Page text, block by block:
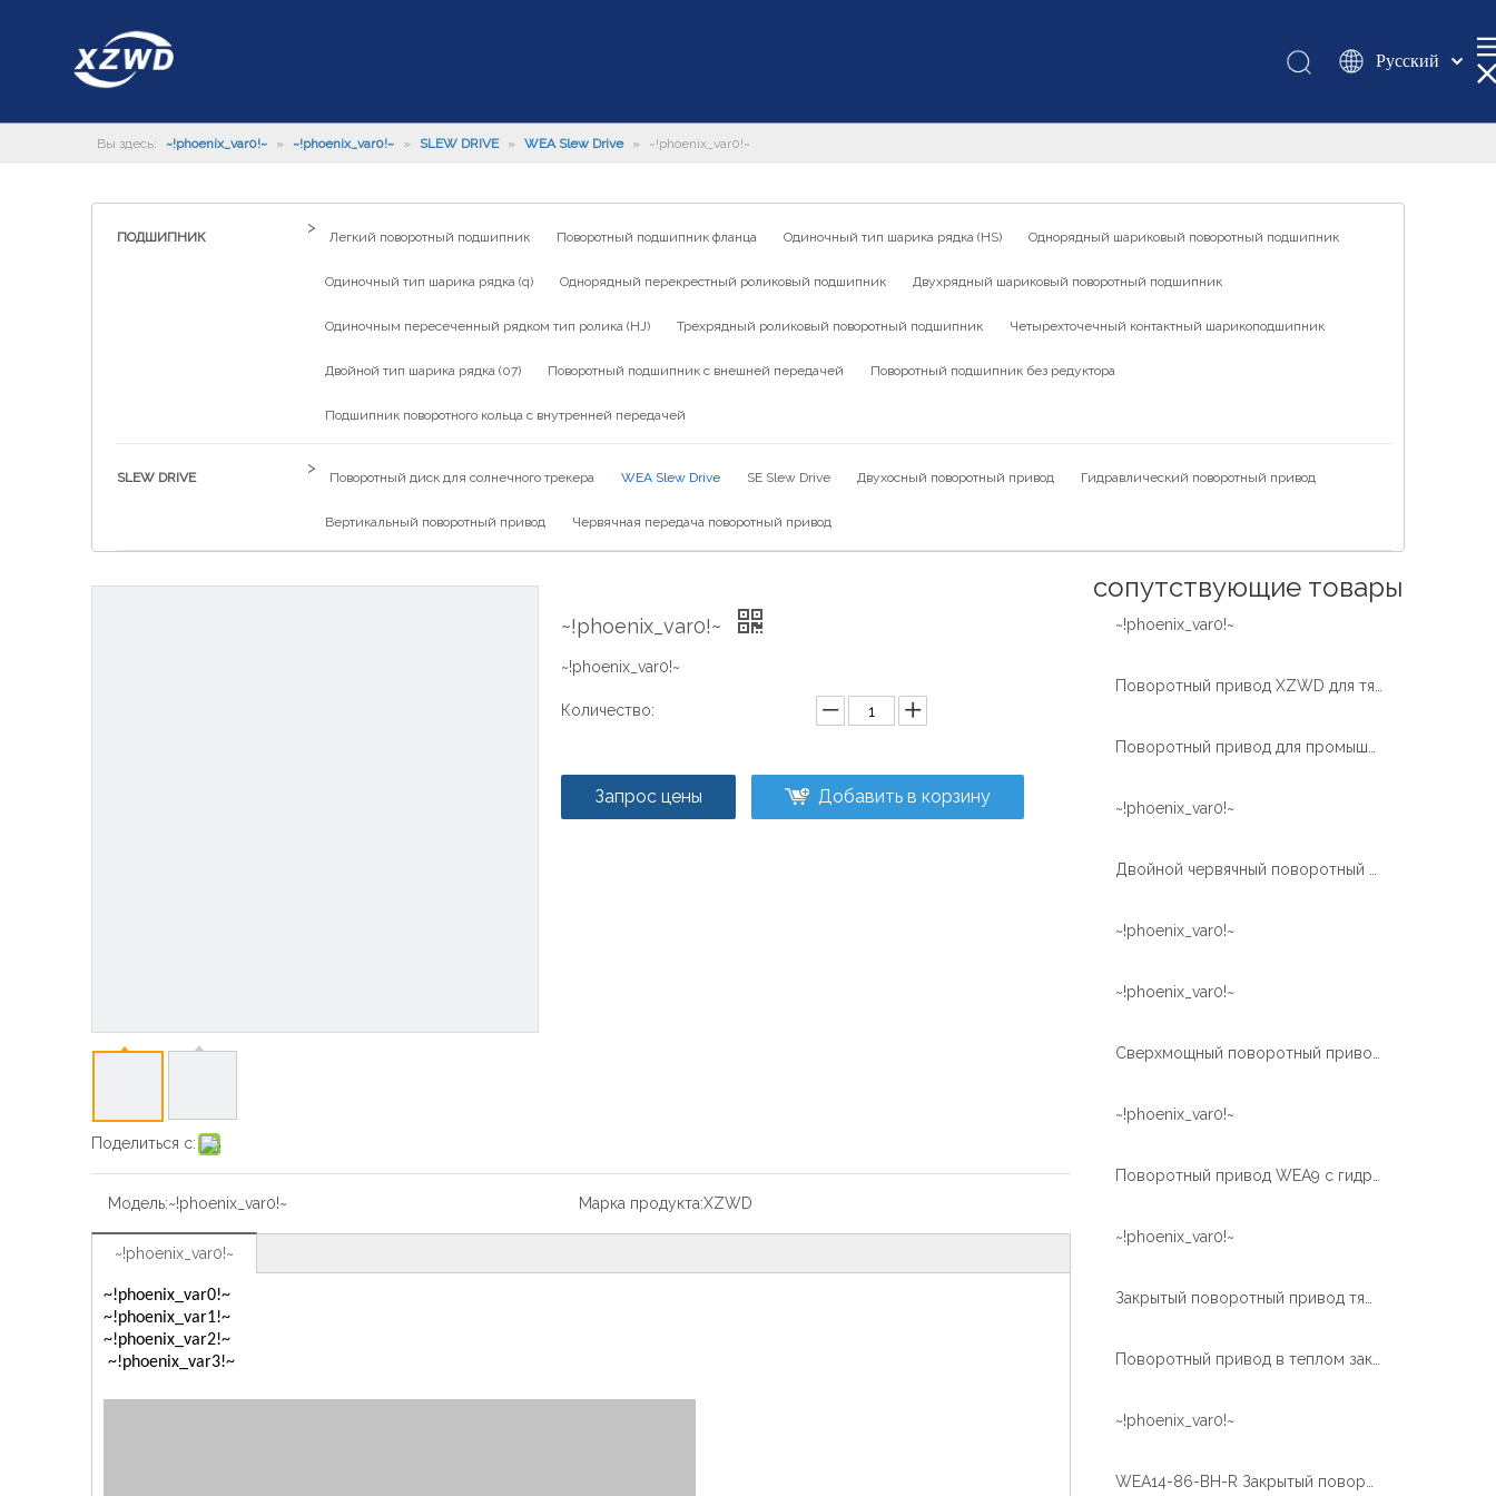
Pусский
românesc
简体中文
Вы здесь: ~!phoenix_var0!~ » ~!phoenix_var0!~ » SLEW DRIVE » WEA Slew Drive » ~!phoenix_var0!~
ПОДШИПНИК
>
Легкий поворотный подшипник Поворотный подшипник фланца Одиночный тип шарика рядка (HS) Однорядный шариковый поворотный подшипник
Одиночный тип шарика рядка (q) Однорядный перекрестный роликовый подшипник Двухрядный шариковый поворотный подшипник
Одиночным пересеченный рядком тип ролика (HJ) Трехрядный роликовый поворотный подшипник Четырехточечный контактный шарикоподшипник
Двойной тип шарика рядка (07) Поворотный подшипник с внешней передачей Поворотный подшипник без редуктора
Подшипник поворотного кольца с внутренней передачей
SLEW DRIVE
>
Поворотный диск для солнечного трекера WEA Slew Drive SE Slew Drive Двухосный поворотный привод Гидравлический поворотный привод
Вертикальный поворотный привод Червячная передача поворотный привод
Поделиться с:
~!phoenix_var0!~
~!phoenix_var0!~
Количество:
Запрос цены Добавить в корзину
Модель:~!phoenix_var0!~ Марка продукта:XZWD
~!phoenix_var0!~
~!phoenix_var0!~
~!phoenix_var1!~
~!phoenix_var2!~
~!phoenix_var3!~
сопутствующие товары
~!phoenix_var0!~
~!phoenix_var0!~
~!phoenix_var0!~
~!phoenix_var0!~
~!phoenix_var0!~
~!phoenix_var0!~
~!phoenix_var0!~